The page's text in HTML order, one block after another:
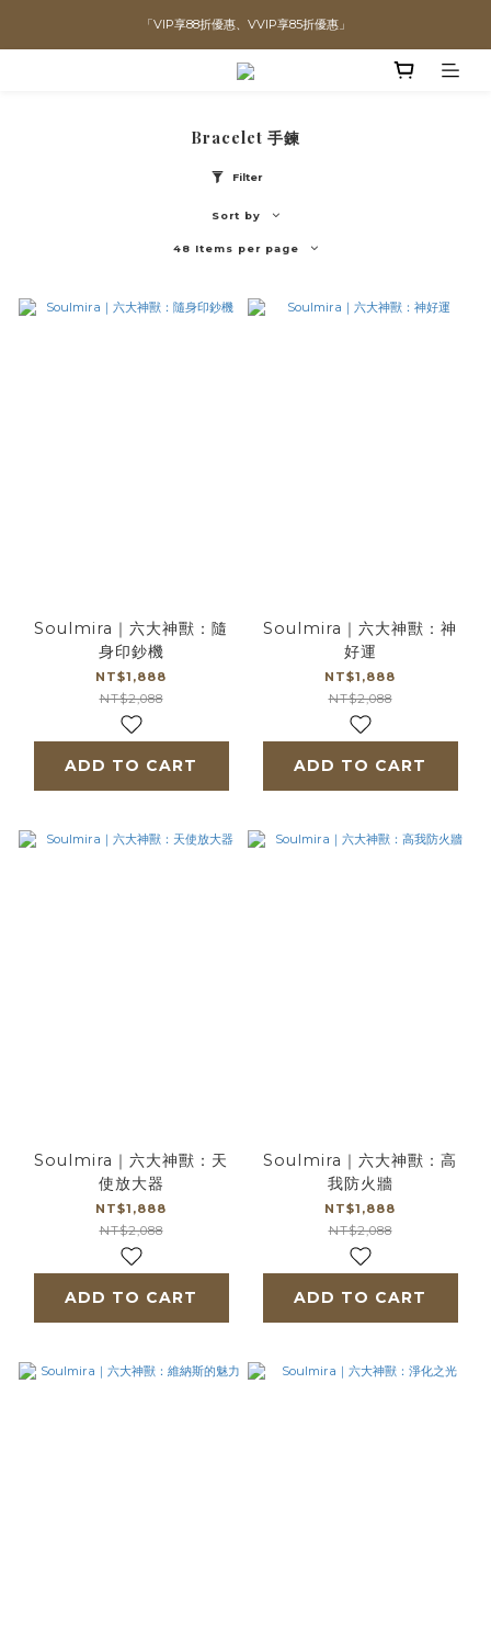
直播喊單享更優惠價格！！
「VIP享88折優惠、VVIP享85折優惠」
全館滿$1300即可享「免運」♡♡
Bracelet 手鍊
Filter
Sort by
48 Items per page
Soulmira｜六大神獸：隨
身印鈔機
NT$1,888
NT$2,088
ADD TO CART
Soulmira｜六大神獸：神
好運
NT$1,888
NT$2,088
ADD TO CART
Soulmira｜六大神獸：天
使放大器
NT$1,888
NT$2,088
ADD TO CART
Soulmira｜六大神獸：高
我防火牆
NT$1,888
NT$2,088
ADD TO CART